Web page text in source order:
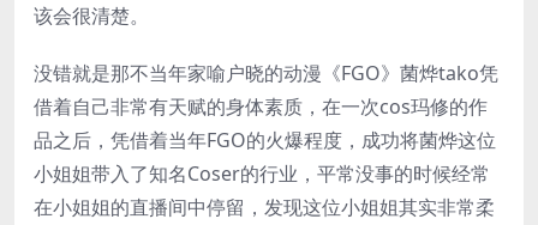
该会很清楚。
没错就是那不当年家喻户晓的动漫《FGO》菌烨tako凭
借着自己非常有天赋的身体素质，在一次cos玛修的作
品之后，凭借着当年FGO的火爆程度，成功将菌烨这位
小姐姐带入了知名Coser的行业，平常没事的时候经常
在小姐姐的直播间中停留，发现这位小姐姐其实非常柔